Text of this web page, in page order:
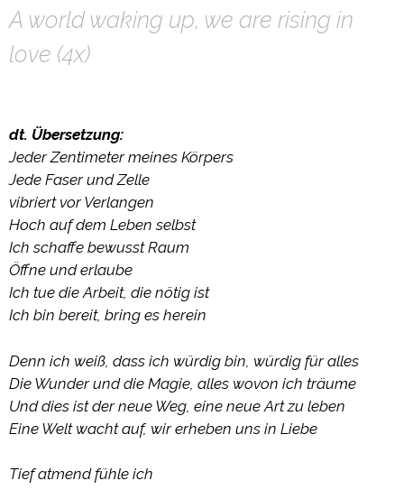
A world waking up, we are rising in
love (4x)
dt. Übersetzung:
Jeder Zentimeter meines Körpers
Jede Faser und Zelle
vibriert vor Verlangen
Hoch auf dem Leben selbst
Ich schaffe bewusst Raum
Öffne und erlaube
Ich tue die Arbeit, die nötig ist
Ich bin bereit, bring es herein
Denn ich weiß, dass ich würdig bin, würdig für alles
Die Wunder und die Magie, alles wovon ich träume
Und dies ist der neue Weg, eine neue Art zu leben
Eine Welt wacht auf, wir erheben uns in Liebe
Tief atmend fühle ich